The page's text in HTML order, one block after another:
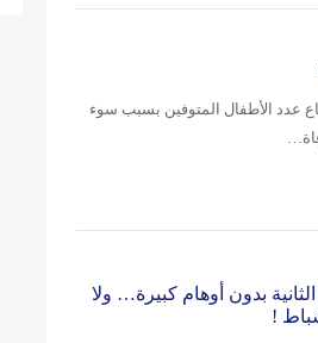
عدد الأطفال المتوفين بسبب سوء
بدون أوهام كبيرة… ولا